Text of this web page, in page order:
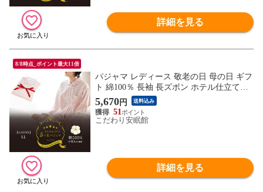
詳細を見る
8/8時点_ポイント最大11倍
パジャマ レディース 敬老の日 母の日 ギフ
ト 綿100％ 長袖 長ズボン ホテル仕立ての5
つ星パジャマ 衿付き 前ボタン全開 婦人
（ピンク LLサイズ）【A-3036B0VPI-LL】
5,670円 送料込み
51
こだわり安眠館
詳細を見る